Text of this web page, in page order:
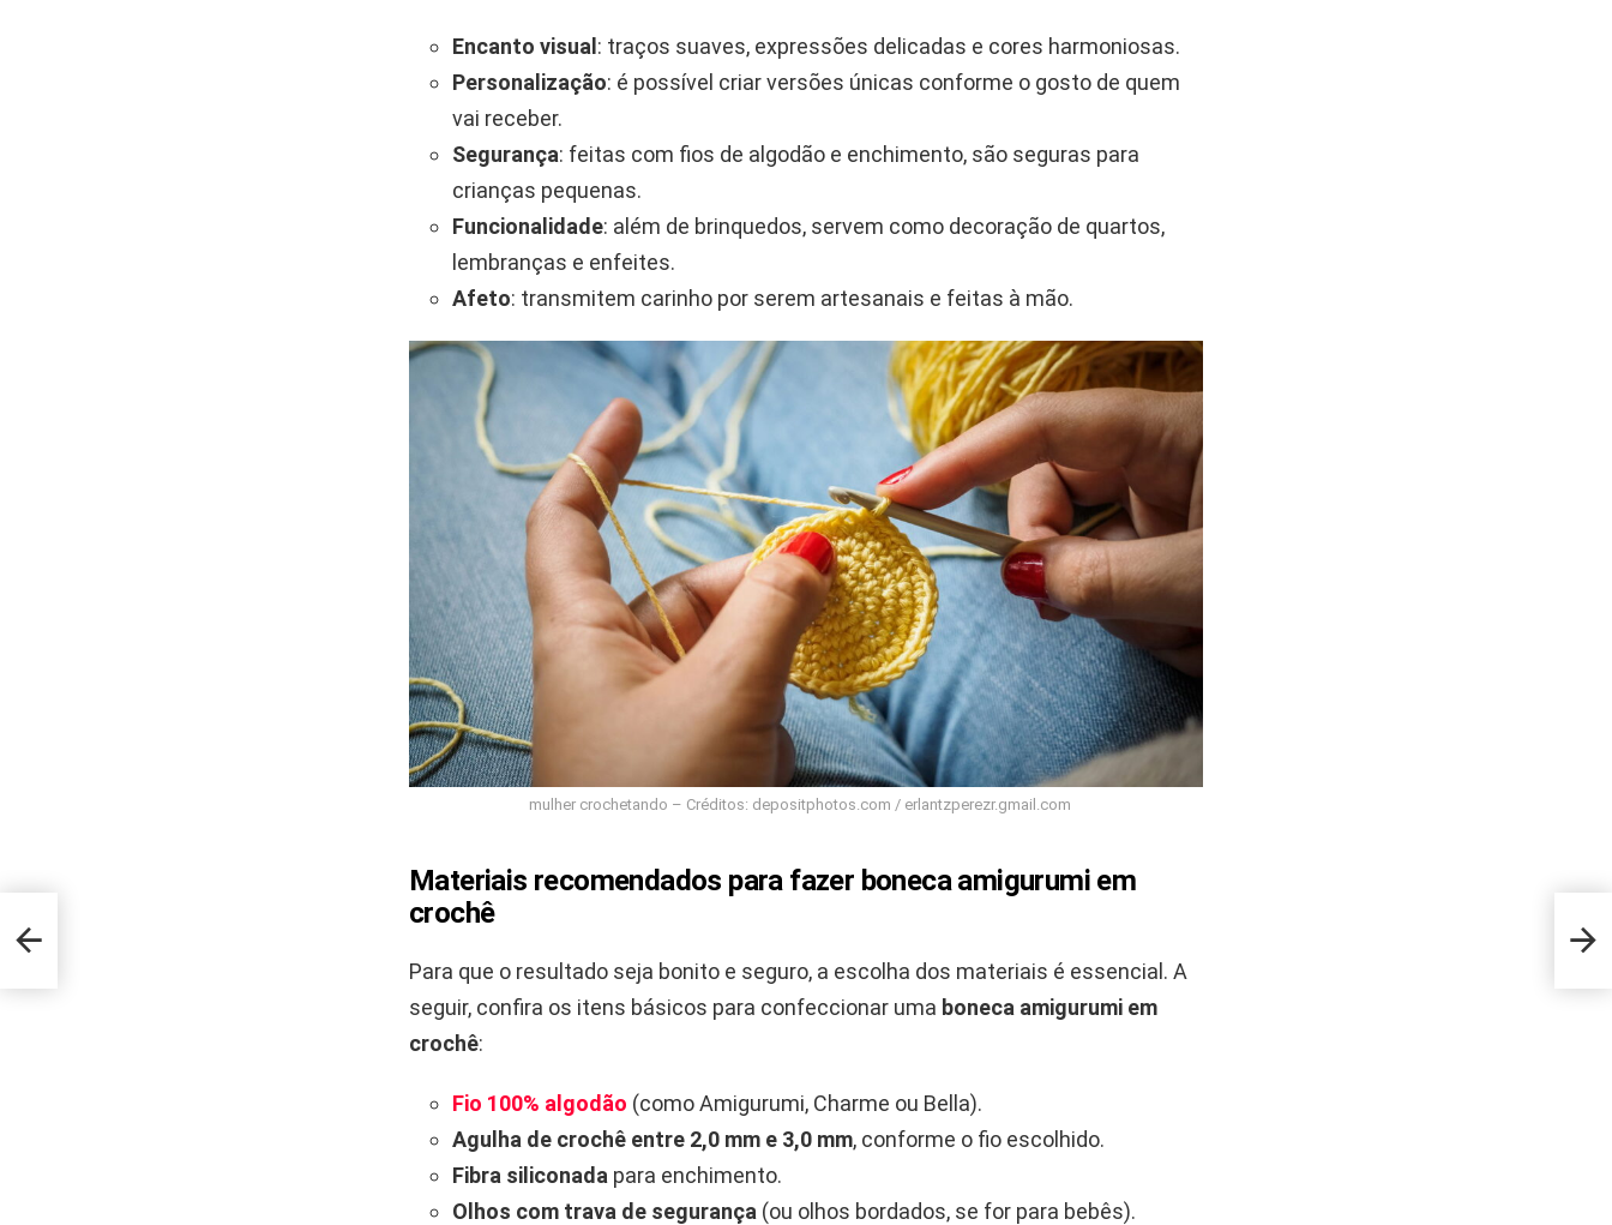
Encanto visual : traços suaves, expressões delicadas e cores harmoniosas.
Personalização: é possível criar versões únicas conforme o gosto de quem
vai receber.
Segurança: feitas com fios de algodão e enchimento, são seguras para
crianças pequenas.
Funcionalidade: além de brinquedos, servem como decoração de quartos,
lembranças e enfeites.
Afeto: transmitem carinho por serem artesanais e feitas à mão.
mulher crochetando – Créditos: depositphotos.com / erlantzperezr.gmail.com
Materiais recomendados para fazer boneca amigurumi em
crochê
Para que o resultado seja bonito e seguro, a escolha dos materiais é essencial. A
seguir, confira os itens básicos para confeccionar uma boneca amigurumi em
crochê:
Fio 100% algodão (como Amigurumi, Charme ou Bella).
Agulha de crochê entre 2,0 mm e 3,0 mm, conforme o fio escolhido.
Fibra siliconada para enchimento.
Olhos com trava de segurança (ou olhos bordados, se for para bebês).